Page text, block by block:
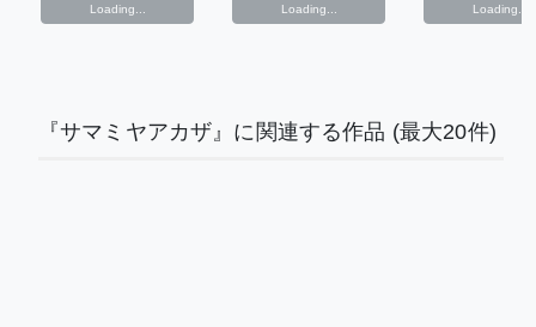
Loading... Loading... Loading...
『サマミヤアカザ』に関連する作品 (最大20件)